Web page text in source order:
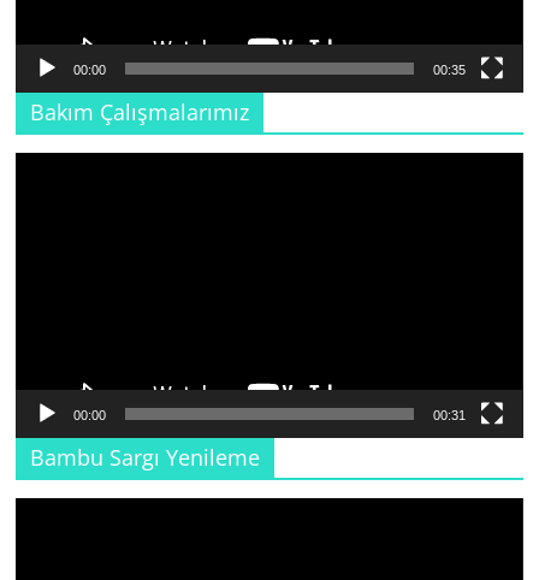
00:00 00:35
Bakım Çalışmalarımız
00:00 00:31
Bambu Sargı Yenileme